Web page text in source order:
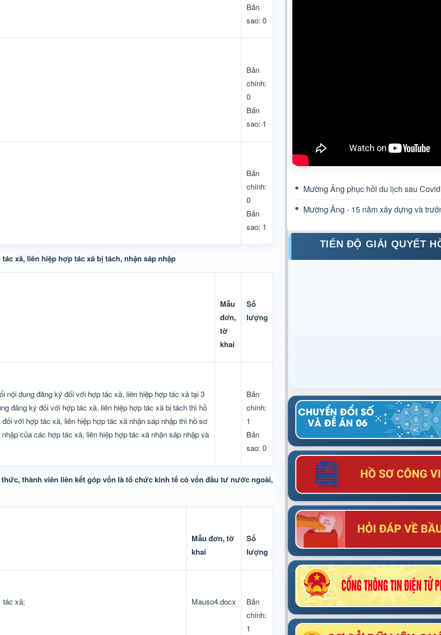
Bản
sao: 0
Bản
chính:
0
Bản
sao: 1
Bản
chính:
0
Bản
sao: 1
xã, liên hiệp hợp tác xã bị tách, nhận sáp nhập
Mẫu
đơn,
tờ
khai
Số
lượng
dung đăng ký đối với hợp tác xã, liên hiệp hợp tác xã tại 3
đăng ký đối với hợp tác xã, liên hiệp hợp tác xã bị tách thì hồ
với hợp tác xã, liên hiệp hợp tác xã nhận sáp nhập thì hồ sơ
của các hợp tác xã, liên hiệp hợp tác xã nhận sáp nhập và
Bản
chính:
1
Bản
sao: 0
thành viên liên kết góp vốn là tổ chức kinh tế có vốn đầu tư nước ngoài,
Mẫu đơn, tờ
khai
Số
lượng
tác xã; Mauso4.docx
Bản
chính:
1
Mường Ảng phục hồi du lịch sau
Mường Ảng - 15 năm xây dựng và
TIẾN ĐỘ GIẢI QUYẾT